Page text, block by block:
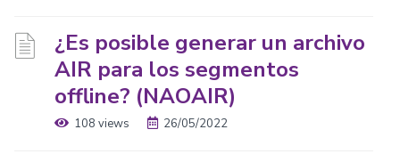
¿Es posible generar un archivo
AIR para los segmentos
offline? (NAOAIR)
108 views 26/05/2022